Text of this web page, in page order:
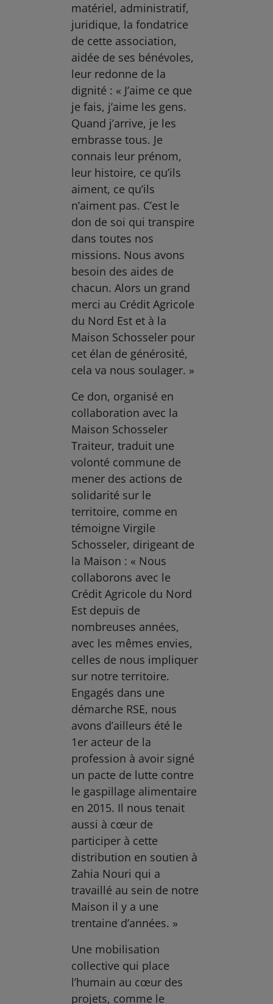
matériel, administratif,
juridique, la fondatrice
de cette association,
aidée de ses bénévoles,
leur redonne de la
dignité : « J’aime ce que
je fais, j’aime les gens.
Quand j’arrive, je les
embrasse tous. Je
connais leur prénom,
leur histoire, ce qu’ils
aiment, ce qu’ils
n’aiment pas. C’est le
don de soi qui transpire
dans toutes nos
missions. Nous avons
besoin des aides de
chacun. Alors un grand
merci au Crédit Agricole
du Nord Est et à la
Maison Schosseler pour
cet élan de générosité,
cela va nous soulager. »
Ce don, organisé en
collaboration avec la
Maison Schosseler
Traiteur, traduit une
volonté commune de
mener des actions de
solidarité sur le
territoire, comme en
témoigne Virgile
Schosseler, dirigeant de
la Maison : « Nous
collaborons avec le
Crédit Agricole du Nord
Est depuis de
nombreuses années,
avec les mêmes envies,
celles de nous impliquer
sur notre territoire.
Engagés dans une
démarche RSE, nous
avons d’ailleurs été le
1er acteur de la
profession à avoir signé
un pacte de lutte contre
le gaspillage alimentaire
en 2015. Il nous tenait
aussi à cœur de
participer à cette
distribution en soutien à
Zahia Nouri qui a
travaillé au sein de notre
Maison il y a une
trentaine d’années. »
Une mobilisation
collective qui place
l’humain au cœur des
projets, comme le